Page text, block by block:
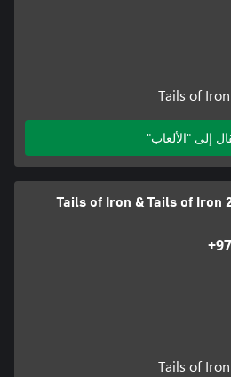
Tails of
إلى "الألعاب"
Tails of Iron & Tails of Iron
Tails of